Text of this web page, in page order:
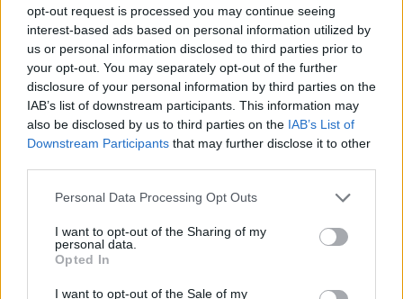
opt-out request is processed you may continue seeing
interest-based ads based on personal information utilized by
us or personal information disclosed to third parties prior to
your opt-out. You may separately opt-out of the further
disclosure of your personal information by third parties on the
IAB’s list of downstream participants. This information may
also be disclosed by us to third parties on the IAB’s List of
Downstream Participants that may further disclose it to other
Personal Data Processing Opt Outs
I want to opt-out of the Sharing of my
personal data.
Opted In
I want to opt-out of the Sale of my
TAG laveno mombello